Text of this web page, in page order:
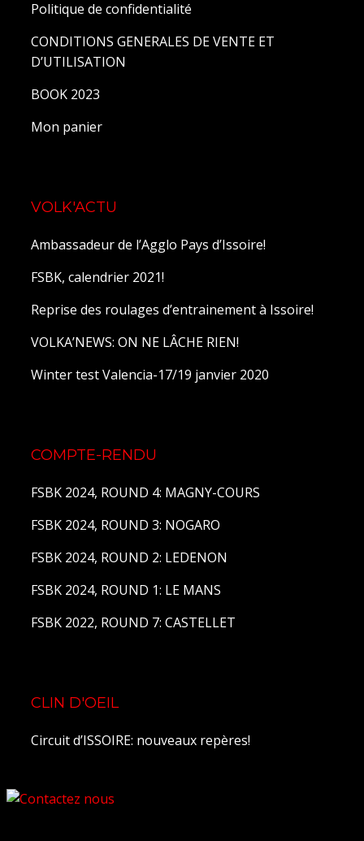
Politique de confidentialité
CONDITIONS GENERALES DE VENTE ET
D’UTILISATION
BOOK 2023
Mon panier
VOLK'ACTU
Ambassadeur de l’Agglo Pays d’Issoire!
FSBK, calendrier 2021!
Reprise des roulages d’entrainement à Issoire!
VOLKA’NEWS: ON NE LÂCHE RIEN!
Winter test Valencia-17/19 janvier 2020
COMPTE-RENDU
FSBK 2024, ROUND 4: MAGNY-COURS
FSBK 2024, ROUND 3: NOGARO
FSBK 2024, ROUND 2: LEDENON
FSBK 2024, ROUND 1: LE MANS
FSBK 2022, ROUND 7: CASTELLET
CLIN D'OEIL
Circuit d’ISSOIRE: nouveaux repères!